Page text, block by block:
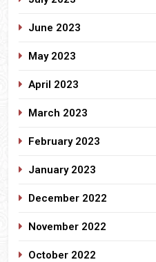
June 2023
May 2023
April 2023
March 2023
February 2023
January 2023
December 2022
November 2022
October 2022